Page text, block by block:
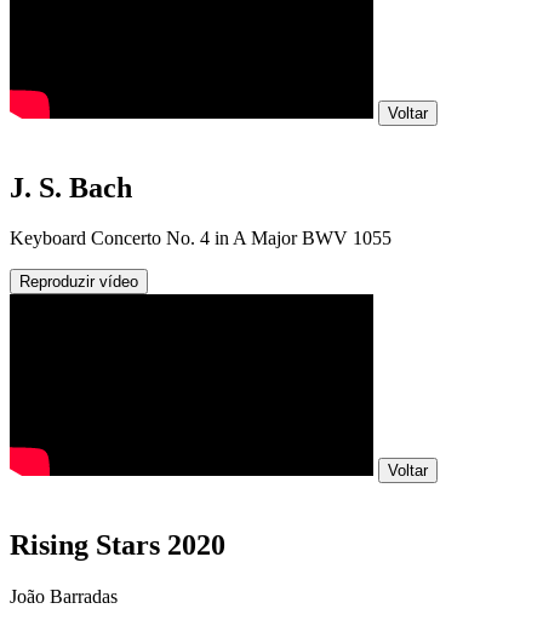
Voltar
J. S. Bach
Keyboard Concerto No. 4 in A Major BWV 1055
Reproduzir vídeo
Voltar
Rising Stars 2020
João Barradas